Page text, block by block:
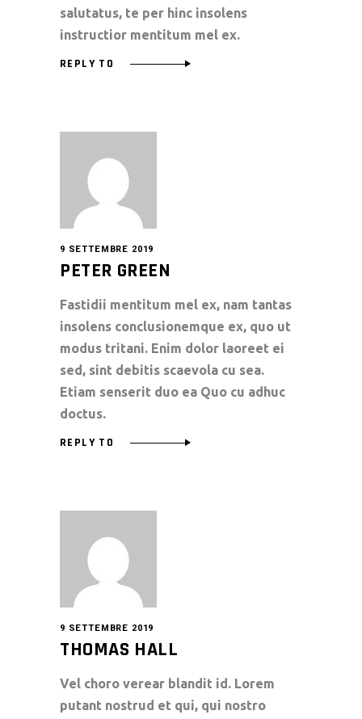
salutatus, te per hinc insolens
instructior mentitum mel ex.
REPLY TO
9 SETTEMBRE 2019
PETER GREEN
Fastidii mentitum mel ex, nam tantas
insolens conclusionemque ex, quo ut
modus tritani. Enim dolor laoreet ei
sed, sint debitis scaevola cu sea.
Etiam senserit duo ea Quo cu adhuc
doctus.
REPLY TO
9 SETTEMBRE 2019
THOMAS HALL
Vel choro verear blandit id. Lorem
putant nostrud et qui, qui nostro